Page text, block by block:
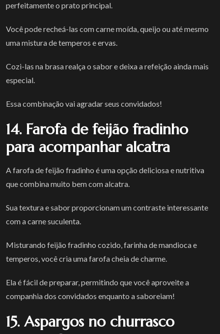
perfeitamente o prato principal.
Você pode recheá-las com carne moída, queijo ou até mesmo
uma mistura de temperos e ervas.
Cozi-las na brasa realça o sabor e deixa a refeição ainda mais
especial.
Essa combinação vai agradar seus convidados!
14. Farofa de feijão fradinho
para acompanhar alcatra
A farofa de feijão fradinho é uma opção deliciosa e nutritiva
que combina muito bem com alcatra.
Sua textura e sabor proporcionam um contraste interessante
com a carne suculenta.
Misturando feijão fradinho cozido, farinha de mandioca e
temperos, você cria uma farofa cheia de charme.
Ela é fácil de preparar, permitindo que você aproveite a
companhia dos convidados enquanto a saboreiam!
15. Aspargos no churrasco